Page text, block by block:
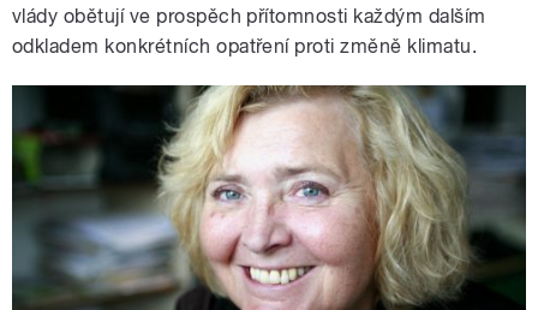
vlády obětují ve prospěch přítomnosti každým dalším
odkladem konkrétních opatření proti změně klimatu.